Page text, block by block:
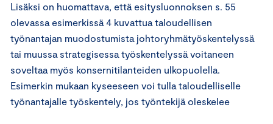
Lisäksi on huomattava, että esitysluonnoksen s. 55
olevassa esimerkissä 4 kuvattua taloudellisen
työnantajan muodostumista johtoryhmätyöskentelyssä
tai muussa strategisessa työskentelyssä voitaneen
soveltaa myös konsernitilanteiden ulkopuolella.
Esimerkin mukaan kyseeseen voi tulla taloudelliselle
työnantajalle työskentely, jos työntekijä oleskelee